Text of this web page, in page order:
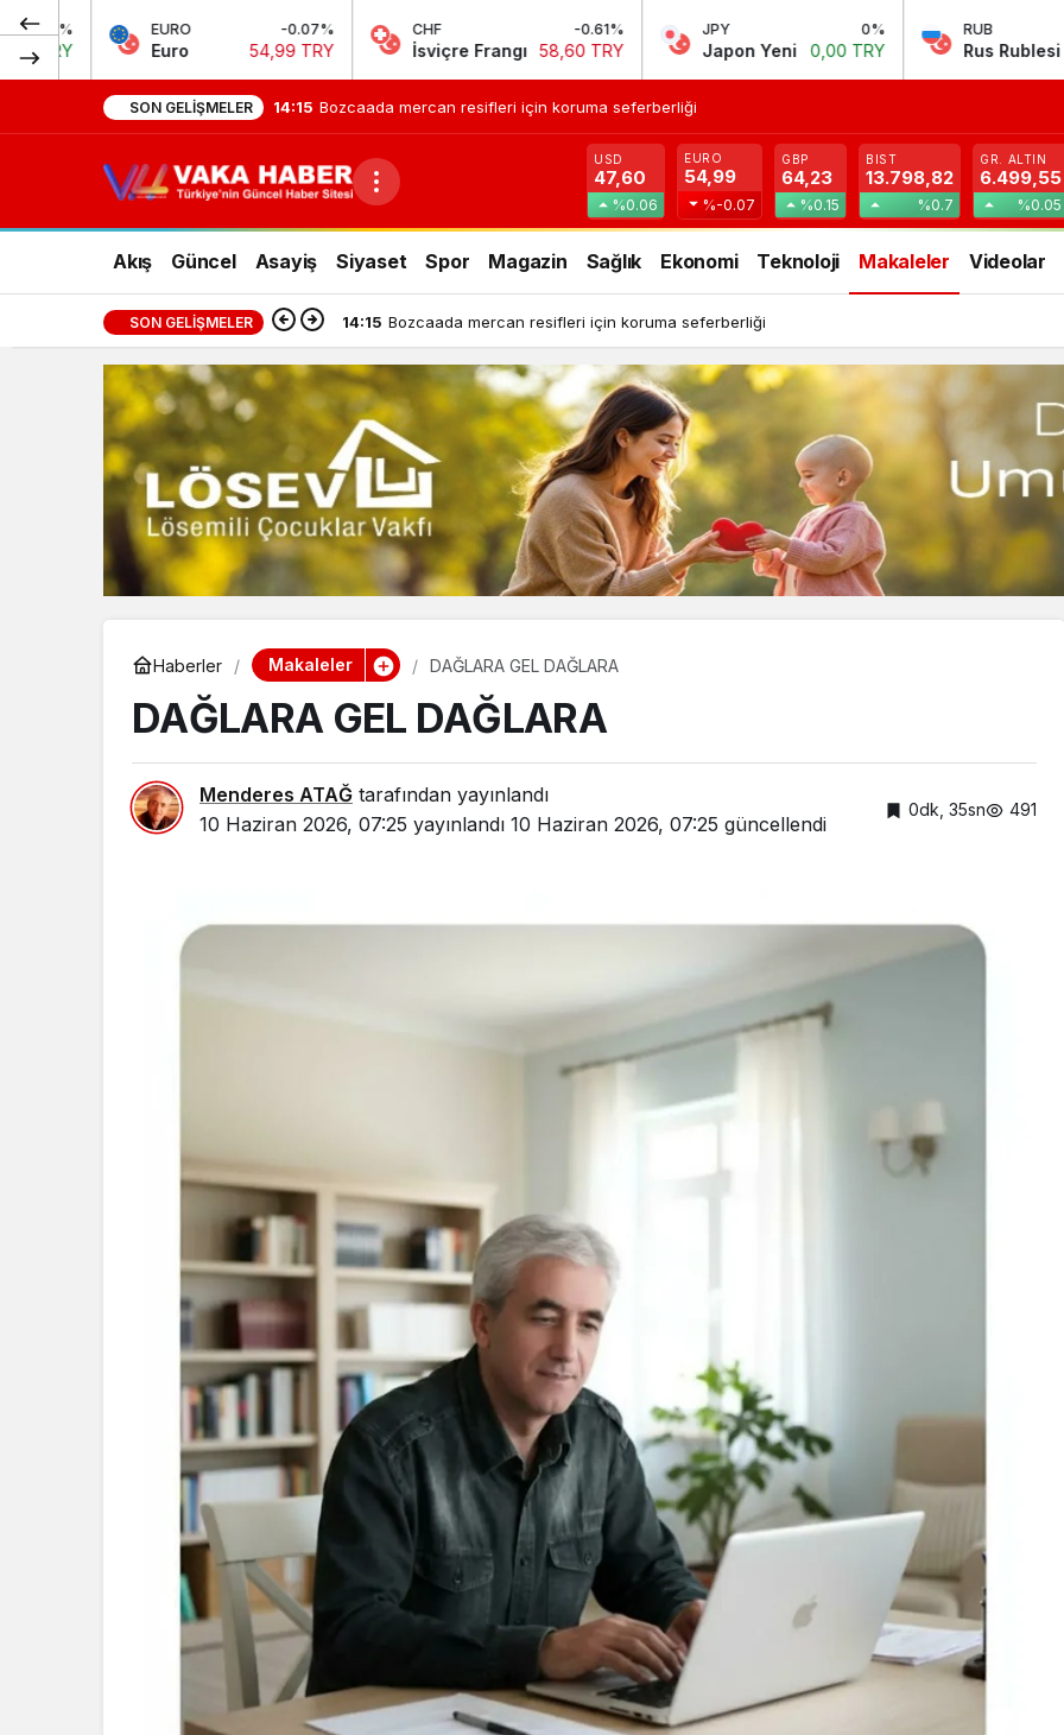
-0.07%
54,99 TRY
-0.61%
İsviçre Frangı 58,60 TRY
0%
Japon Yeni 0,00 TRY
-0.27%
Rus Rublesi 0,58 TRY
SON GELIŞMELER 14:11 Cumhurbaşkanı Erdoğan, Bahçeli’yi Külliye’de kabul etti
USD
47,60
%0.06
EURO
54,99
%-0.07
GBP
64,23
%0.15
BIST
13.798,82
%0.7
GR. ALTIN
6.499,55
%0.05
Akış Güncel Asayiş Siyaset Spor Magazin Sağlık Ekonomi Teknoloji Makaleler Videolar
SON GELIŞMELER 14:11 Cumhurbaşkanı Erdoğan, Bahçeli’yi Külliye’de kabul etti
Haberler Makaleler DAĞLARA GEL DAĞLARA
DAĞLARA GEL DAĞLARA
Menderes ATAĞ tarafından yayınlandı
10 Haziran 2026, 07:25 yayınlandı 10 Haziran 2026, 07:25 güncellendi
0dk, 35sn 491
resifleri için koruma
Güncel
Cumhurbaşkanı
Külliye’de kabul etti